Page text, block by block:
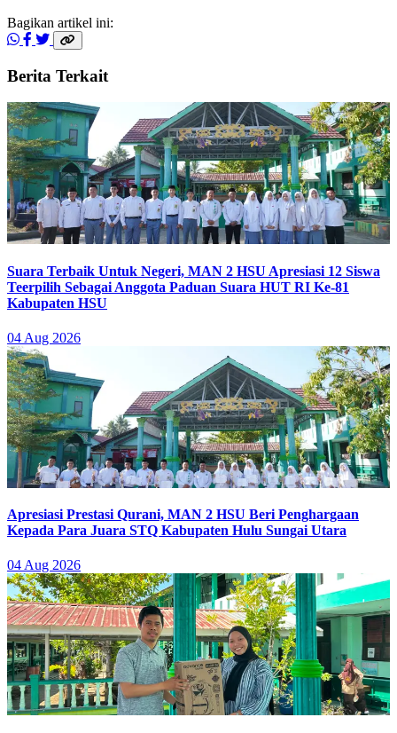
Bagikan artikel ini:
Berita Terkait
Suara Terbaik Untuk Negeri, MAN 2 HSU Apresiasi 12 Siswa
Teerpilih Sebagai Anggota Paduan Suara HUT RI Ke-81
Kabupaten HSU
04 Aug 2026
Apresiasi Prestasi Qurani, MAN 2 HSU Beri Penghargaan
Kepada Para Juara STQ Kabupaten Hulu Sungai Utara
04 Aug 2026